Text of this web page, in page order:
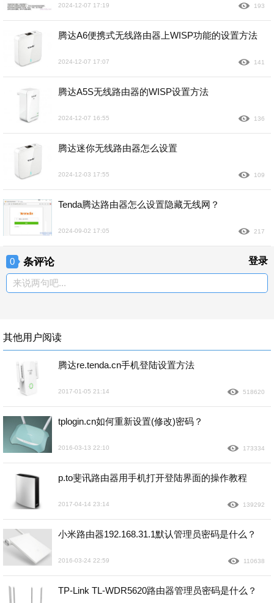
2024-12-07 17:19 193
腾达A6便携式无线路由器上WISP功能的设置方法
2024-12-07 17:07 141
腾达A5S无线路由器的WISP设置方法
2024-12-07 16:55 136
腾达迷你无线路由器怎么设置
2024-12-03 17:55 109
Tenda腾达路由器怎么设置隐藏无线网？
2024-09-02 17:05 217
0 条评论 登录
来说两句吧...
其他用户阅读
腾达re.tenda.cn手机登陆设置方法
2017-01-05 21:14 518620
tplogin.cn如何重新设置(修改)密码？
2016-03-13 22:10 173334
p.to斐讯路由器用手机打开登陆界面的操作教程
2017-04-14 23:14 139292
小米路由器192.168.31.1默认管理员密码是什么？
2016-03-24 22:59 110638
TP-Link TL-WDR5620路由器管理员密码是什么？